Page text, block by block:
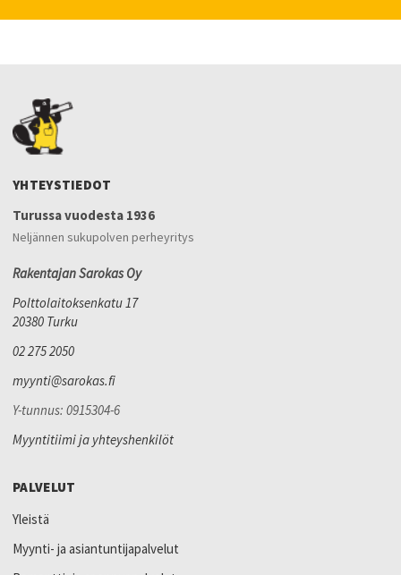
YHTEYSTIEDOT
Turussa vuodesta 1936
Neljännen sukupolven perheyritys
Rakentajan Sarokas Oy
Polttolaitoksenkatu 17
20380 Turku
02 275 2050
myynti@sarokas.fi
Y-tunnus: 0915304-6
Myyntitiimi ja yhteyshenkilöt
PALVELUT
Yleistä
Myynti- ja asiantuntijapalvelut